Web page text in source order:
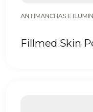
ANTIMANCHAS E
Fillmed Skin